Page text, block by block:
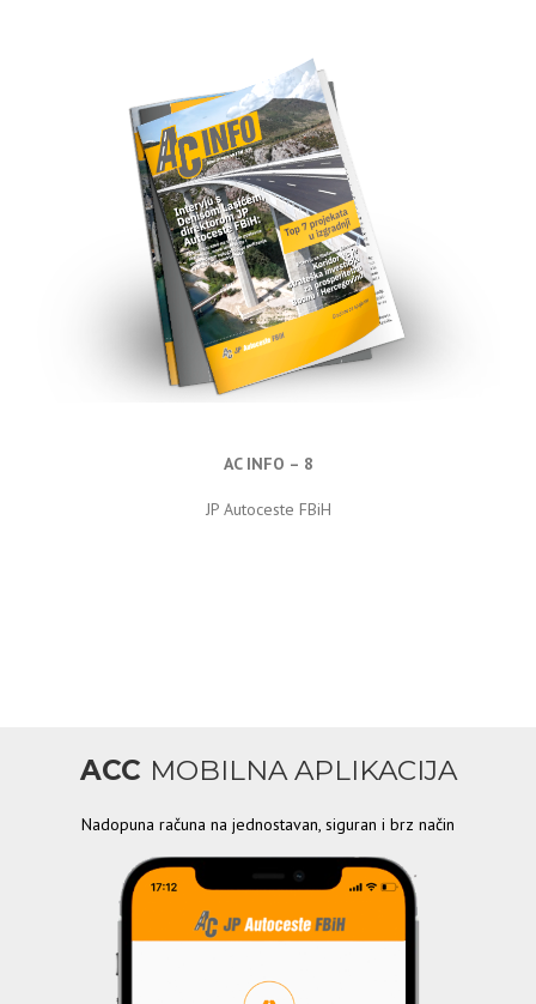
AC INFO – 8
JP Autoceste FBiH
ACC MOBILNA APLIKACIJA
Nadopuna računa na jednostavan, siguran i brz način